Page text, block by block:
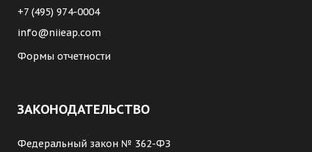
+7 (495) 974-0004
info@niieap.com
Формы отчетности
ЗАКОНОДАТЕЛЬСТВО
Федеральный закон № 362-ФЗ